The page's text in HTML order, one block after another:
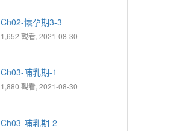
Ch02-懷孕期3-3
1,652 觀看, 2021-08-30
Ch03-哺乳期-1
1,880 觀看, 2021-08-30
Ch03-哺乳期-2